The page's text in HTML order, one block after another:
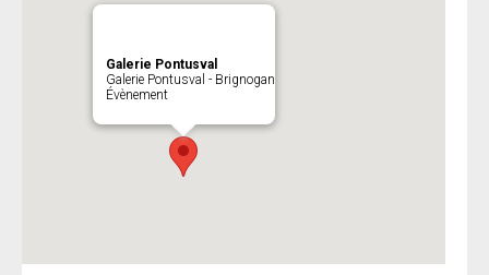
Galerie Pontusval
Galerie Pontusval - Brignogan
Évènement